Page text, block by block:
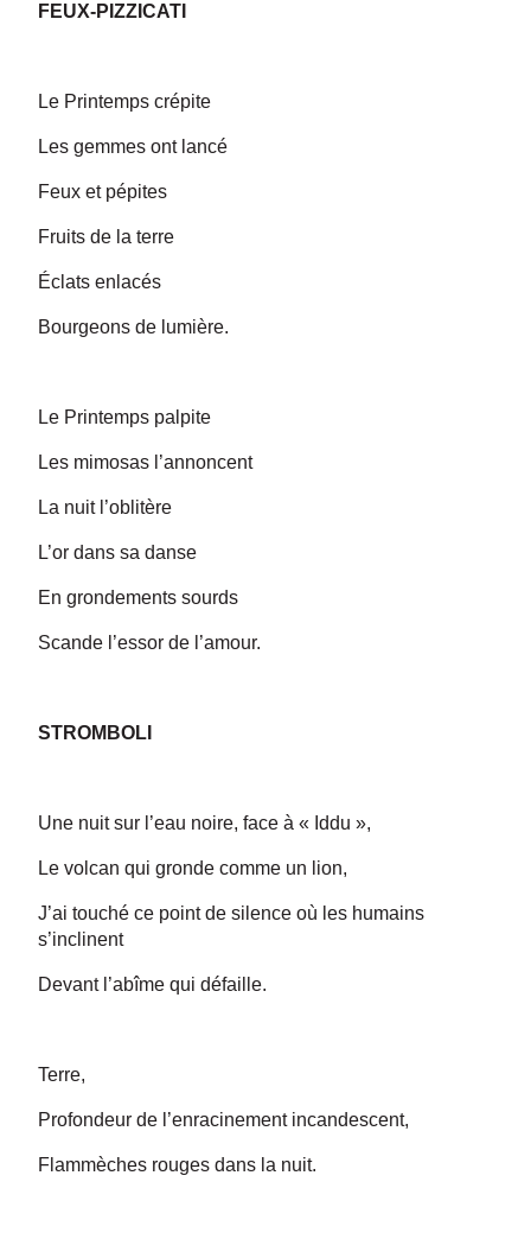
FEUX-PIZZICATI
Le Printemps crépite
Les gemmes ont lancé
Feux et pépites
Fruits de la terre
Éclats enlacés
Bourgeons de lumière.
Le Printemps palpite
Les mimosas l’annoncent
La nuit l’oblitère
L’or dans sa danse
En grondements sourds
Scande l’essor de l’amour.
STROMBOLI
Une nuit sur l’eau noire, face à « Iddu »,
Le volcan qui gronde comme un lion,
J’ai touché ce point de silence où les humains
s’inclinent
Devant l’abîme qui défaille.
Terre,
Profondeur de l’enracinement incandescent,
Flammèches rouges dans la nuit.